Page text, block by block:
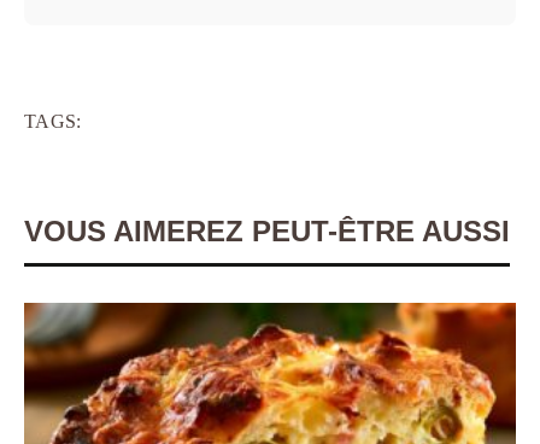
TAGS:
VOUS AIMEREZ PEUT-ÊTRE AUSSI